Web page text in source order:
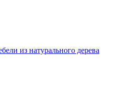
из натурального дерева